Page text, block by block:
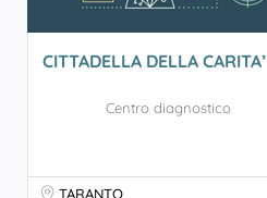
CITTADELLA DELLA CARITA’
Centro diagnostico
TARANTO